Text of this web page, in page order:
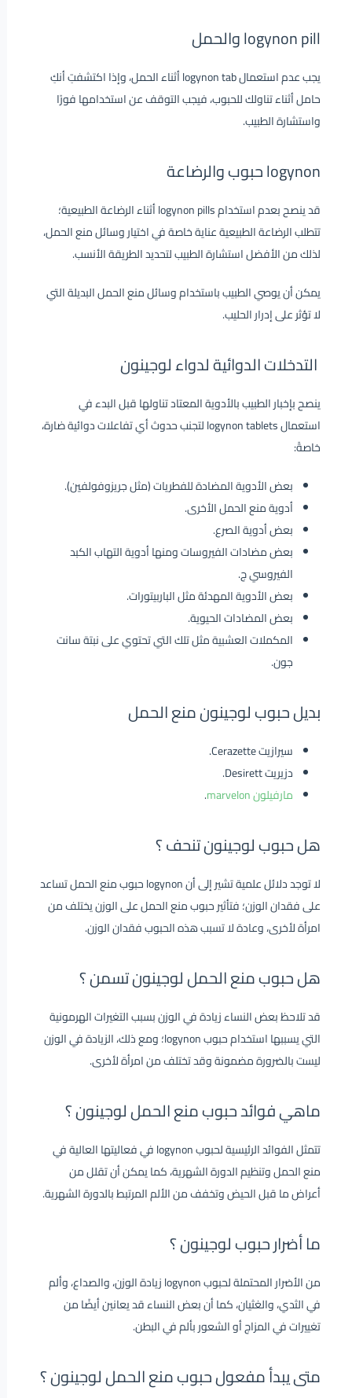
logynon pill والحمل
يجب عدم استعمال logynon tab أثناء الحمل، وإذا اكتشفتِ أنكِ
حامل أثناء تناولك للحبوب، فيجب التوقف عن استخدامها فورًا
واستشارة الطبيب.
logynon حبوب والرضاعة
قد ينصح بعدم استخدام logynon pills أثناء الرضاعة الطبيعية؛
تتطلب الرضاعة الطبيعية عناية خاصة في اختيار وسائل منع الحمل،
لذلك من الأفضل استشارة الطبيب لتحديد الطريقة الأنسب.
يمكن أن يوصي الطبيب باستخدام وسائل منع الحمل البديلة التي
لا تؤثر على إدرار الحليب.
التدخلات الدوائية لدواء لوجينون
ينصح بإخبار الطبيب بالأدوية المعتاد تناولها قبل البدء في
استعمال logynon tablets لتجنب حدوث أي تفاعلات دوائية ضارة،
خاصةً:
بعض الأدوية المضادة للفطريات (مثل جريزوفولفين).
أدوية منع الحمل الأخرى.
بعض أدوية الصرع.
بعض مضادات الفيروسات ومنها أدوية التهاب الكبد
الفيروسي ج.
بعض الأدوية المهدئة مثل الباربيتورات.
بعض المضادات الحيوية.
المكملات العشبية مثل تلك التي تحتوي على نبتة سانت
جون.
بديل حبوب لوجينون منع الحمل
سيرازيت Cerazette.
دزيريت Desirett.
مارفيلون marvelon
.
هل حبوب لوجينون تنحف ؟
لا توجد دلائل علمية تشير إلى أن logynon حبوب منع الحمل تساعد
على فقدان الوزن؛ فتأثير حبوب منع الحمل على الوزن يختلف من
امرأة لأخرى، وعادة لا تسبب هذه الحبوب فقدان الوزن.
هل حبوب منع الحمل لوجينون تسمن ؟
قد تلاحظ بعض النساء زيادة في الوزن بسبب التغيرات الهرمونية
التي يسببها استخدام حبوب logynon؛ ومع ذلك، الزيادة في الوزن
ليست بالضرورة مضمونة وقد تختلف من امرأة لأخرى.
ماهي فوائد حبوب منع الحمل لوجينون ؟
تتمثل الفوائد الرئيسية لحبوب logynon في فعاليتها العالية في
منع الحمل وتنظيم الدورة الشهرية، كما يمكن أن تقلل من
أعراض ما قبل الحيض وتخفف من الألم المرتبط بالدورة الشهرية.
ما أضرار حبوب لوجينون ؟
من الأضرار المحتملة لحبوب logynon زيادة الوزن، والصداع، وألم
في الثدي، والغثيان، كما أن بعض النساء قد يعانين أيضًا من
تغييرات في المزاج أو الشعور بألم في البطن.
متى يبدأ مفعول حبوب منع الحمل لوجينون ؟